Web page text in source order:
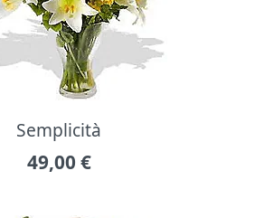
Semplicità
49,00 €